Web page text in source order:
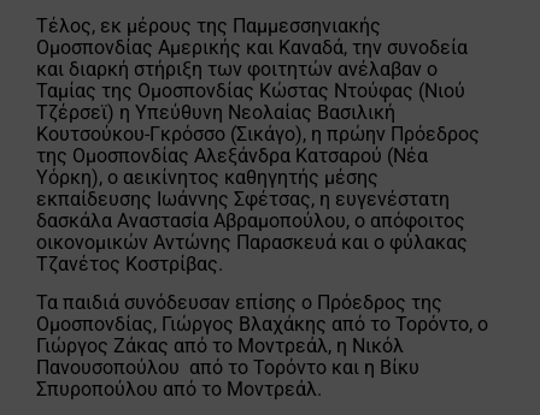
Τέλος, εκ μέρους της Παμμεσσηνιακής
Ομοσπονδίας Αμερικής και Καναδά, την συνοδεία
και διαρκή στήριξη των φοιτητών ανέλαβαν ο
Ταμίας της Ομοσπονδίας Κώστας Ντούφας (Νιού
Τζέρσεϊ) η Υπεύθυνη Νεολαίας Βασιλική
Κουτσούκου-Γκρόσσο (Σικάγο), η πρώην Πρόεδρος
της Ομοσπονδίας Αλεξάνδρα Κατσαρού (Νέα
Υόρκη), ο αεικίνητος καθηγητής μέσης
εκπαίδευσης Ιωάννης Σφέτσας, η ευγενέστατη
δασκάλα Αναστασία Αβραμοπούλου, ο απόφοιτος
οικονομικών Αντώνης Παρασκευά και ο φύλακας
Τζανέτος Κοστρίβας.
Τα παιδιά συνόδευσαν επίσης ο Πρόεδρος της
Ομοσπονδίας, Γιώργος Βλαχάκης από το Τορόντο, ο
Γιώργος Ζάκας από το Μοντρεάλ, η Νικόλ
Πανουσοπούλου από το Τορόντο και η Βίκυ
Σπυροπούλου από το Μοντρεάλ.